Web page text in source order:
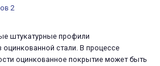
штукатурные профили
оцинкованной стали. В процессе
оцинкованное покрытие может быть